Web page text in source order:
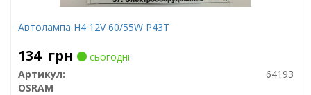
Автолампа H4 12V 60/55W P43T
134 грн
сьогодні
Артикул:
64193
OSRAM